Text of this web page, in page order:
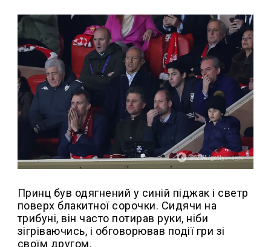
Принц був одягнений у синій піджак і светр
поверх блакитної сорочки. Сидячи на
трибуні, він часто потирав руки, ніби
зігріваючись, і обговорював події гри зі
своїм другом.